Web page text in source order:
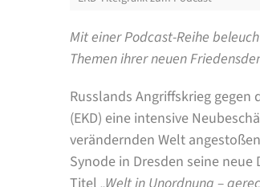
Mit einer Podcast-Reihe
Themen ihrer neuen
Russlands Angriffskrieg
(EKD) eine intensive
verändernden Welt
Synode in Dresden seine